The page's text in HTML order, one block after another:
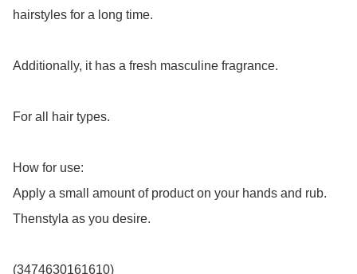
hairstyles for a long time.
Additionally, it has a fresh masculine fragrance.
For all hair types.
How for use:
Apply a small amount of product on your hands and rub.
Thenstyla as you desire.
(3474630161610)